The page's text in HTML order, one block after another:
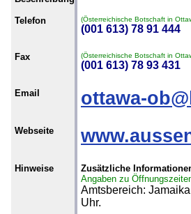
Telefon (Österreichische Botschaft in
(001 613) 78 91 444
Fax (Österreichische Botschaft in
(001 613) 78 93 431
Email ottawa-
Webseite
Hinweise
Zusätzliche
Angaben zu
Amtsbereich:
Uhr.